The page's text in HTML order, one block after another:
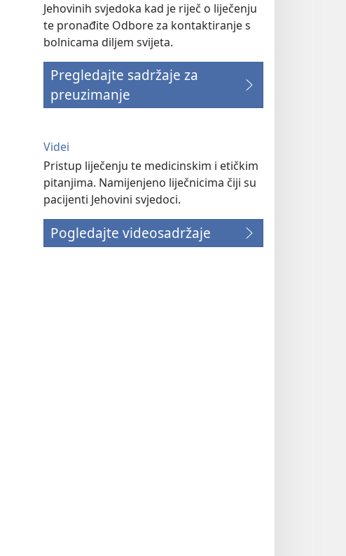
Jehovinih svjedoka kad je riječ o liječenju
te pronađite Odbore za kontaktiranje s
bolnicama diljem svijeta.
Pregledajte sadržaje za
preuzimanje
Videi
Pristup liječenju te medicinskim i etičkim
pitanjima. Namijenjeno liječnicima čiji su
pacijenti Jehovini svjedoci.
Pogledajte videosadržaje